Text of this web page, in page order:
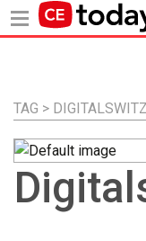
Inhalt
TAG >